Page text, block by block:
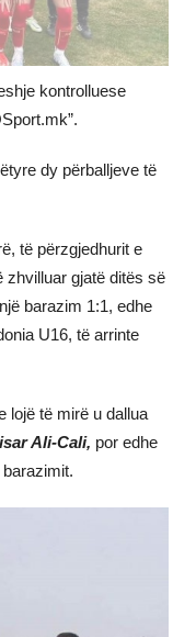
kontrolluese
dy përballjeve të
të përzgjedhurit e
zhvilluar gjatë ditës së
barazim 1:1, edhe
U16, të arrinte
lojë të mirë u dallua
Ali-Cali, por edhe